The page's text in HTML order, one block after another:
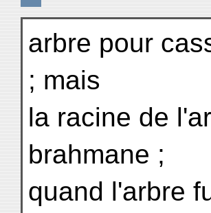
arbre pour
; mais
la racine de
brahmane ;
quand l'arbre